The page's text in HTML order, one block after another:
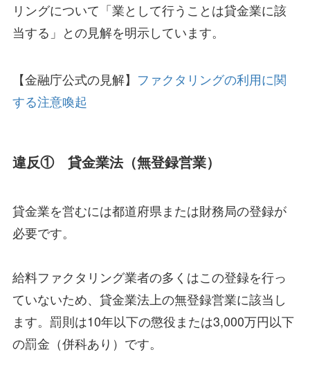
リングについて「業として行うことは貸金業に該
当する」との見解を明示しています。
【金融庁公式の見解】 ファクタリングの利用に関
する注意喚起
違反① 貸金業法（無登録営業）
貸金業を営むには都道府県または財務局の登録が
必要です。
給料ファクタリング業者の多くはこの登録を行っ
ていないため、貸金業法上の無登録営業に該当し
ます。罰則は10年以下の懲役または3,000万円以下
の罰金（併科あり）です。